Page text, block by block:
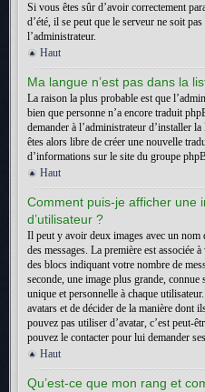
Si vous êtes sûr d’avoir correctement
d’été, il se peut que le serveur ne soit
l’administrateur.
Haut
Ma langue n’est pas dans la
La raison la plus probable est que
bien que personne n’a encore traduit
demander à l’administrateur d’installer
êtes alors libre de créer une nouvelle
d’informations sur le site du groupe
Haut
Comment puis-je afficher une
d’utilisateur ?
Il peut y avoir deux images avec un nom
des messages. La première est associée
des blocs indiquant votre nombre de
seconde, une image plus grande, connue
unique et personnelle à chaque
avatars et de décider de la manière dont
pouvez pas utiliser d’avatar, c’est peut-
pouvez le contacter pour lui demander
Haut
Qu’est-ce que mon rang et